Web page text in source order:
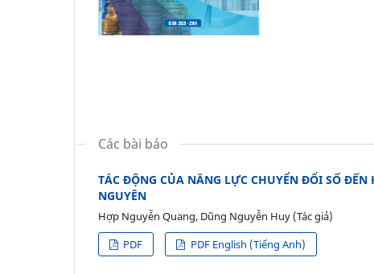
Các bài báo
TÁC ĐỘNG CỦA NĂNG LỰC CHUYỂN ĐỔI SỐ
NGUYÊN
Hợp Nguyễn Quang, Dũng Nguyễn Huy (Tác giả)
PDF
PDF English (Tiếng Anh)